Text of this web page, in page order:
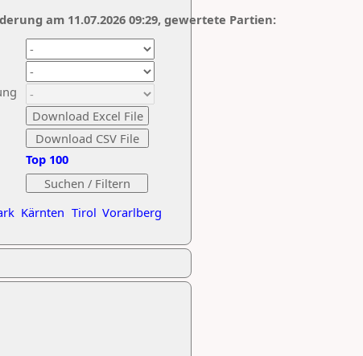
Kärnten Tirol Vorarlberg
Top 100
am 11.07.2026 09:29, gewertete Partien: